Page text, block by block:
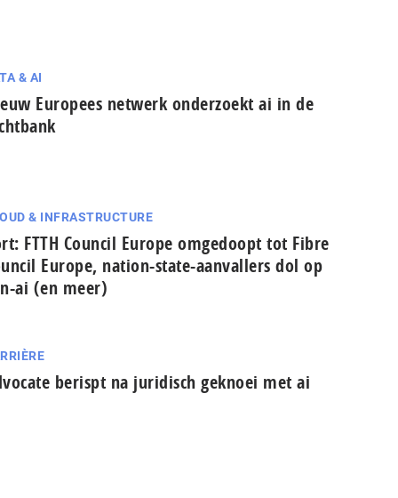
& AI
Europees netwerk onderzoekt ai in de
& INFRASTRUCTURE
FTTH Council Europe omgedoopt tot Fibre
Europe, nation-state-aanvallers dol op
ai (en meer)
berispt na juridisch geknoei met ai